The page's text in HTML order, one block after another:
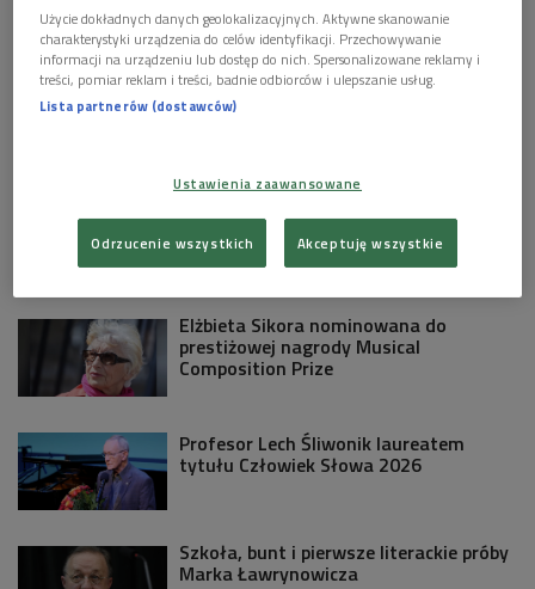
"Cliff Booth" ma kłopoty: David Fincher
robi dokrętki, Brad Pitt wraca na plan
Ewa Sadkowska z "Silesia Film":
jesienią zainaugurujemy Śląski Szlak
Filmowy
Elżbieta Sikora nominowana do
prestiżowej nagrody Musical
Composition Prize
Profesor Lech Śliwonik laureatem
tytułu Człowiek Słowa 2026
Szkoła, bunt i pierwsze literackie próby
Marka Ławrynowicza
Użycie dokładnych danych geolokalizacyjnych. Aktywne skanowanie
charakterystyki urządzenia do celów identyfikacji. Przechowywanie
informacji na urządzeniu lub dostęp do nich. Spersonalizowane reklamy i
treści, pomiar reklam i treści, badnie odbiorców i ulepszanie usług.
Lista partnerów (dostawców)
Ustawienia zaawansowane
Odrzucenie wszystkich Akceptuję wszystkie